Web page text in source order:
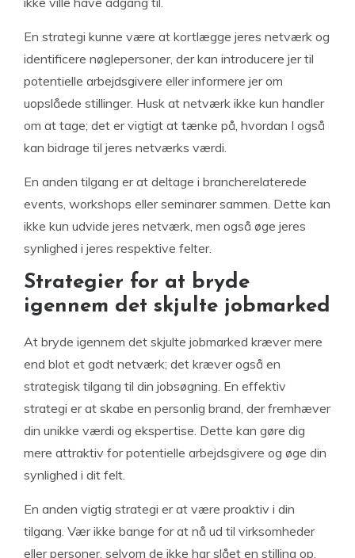
En strategi kunne være at kortlægge jeres netværk og
identificere nøglepersoner, der kan introducere jer til
potentielle arbejdsgivere eller informere jer om
uopslåede stillinger. Husk at netværk ikke kun handler
om at tage; det er vigtigt at tænke på, hvordan I også
kan bidrage til jeres netværks værdi.
En anden tilgang er at deltage i brancherelaterede
events, workshops eller seminarer sammen. Dette kan
ikke kun udvide jeres netværk, men også øge jeres
synlighed i jeres respektive felter.
Strategier for at bryde
igennem det skjulte jobmarked
At bryde igennem det skjulte jobmarked kræver mere
end blot et godt netværk; det kræver også en
strategisk tilgang til din jobsøgning. En effektiv
strategi er at skabe en personlig brand, der fremhæver
din unikke værdi og ekspertise. Dette kan gøre dig
mere attraktiv for potentielle arbejdsgivere og øge din
synlighed i dit felt.
En anden vigtig strategi er at være proaktiv i din
tilgang. Vær ikke bange for at nå ud til virksomheder
eller personer, selvom de ikke har slået en stilling op.